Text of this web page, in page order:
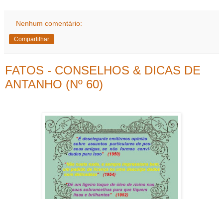
Nenhum comentário:
Compartilhar
FATOS - CONSELHOS & DICAS DE
ANTANHO (Nº 60)